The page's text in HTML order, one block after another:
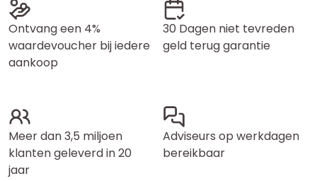
Ontvang een 4%
waardevoucher bij iedere
aankoop
30 Dagen niet tevreden
geld terug garantie
Meer dan 3,5 miljoen
klanten geleverd in 20
jaar
Adviseurs op werkdagen
bereikbaar